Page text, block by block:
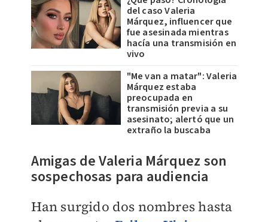
del caso Valeria
Márquez, influencer que
fue asesinada mientras
hacía una transmisión en
vivo
"Me van a matar": Valeria
Márquez estaba
preocupada en
transmisión previa a su
asesinato; alertó que un
extraño la buscaba
Amigas de Valeria Márquez son
sospechosas para audiencia
Han surgido dos nombres hasta